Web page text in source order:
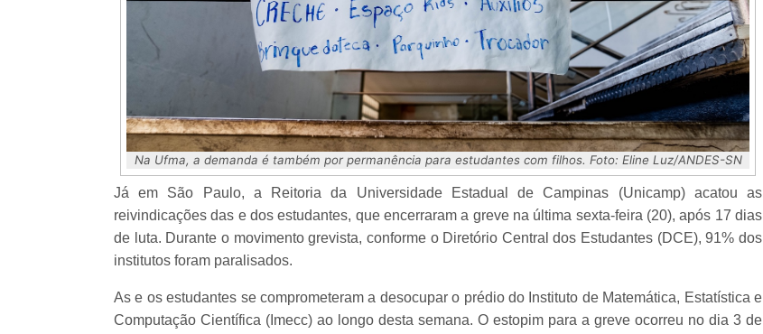
Na Ufma, a demanda é também por permanência para estudantes com filhos. Foto: Eline Luz/ANDES-SN
Já em São Paulo, a Reitoria da Universidade Estadual de Campinas (Unicamp) acatou as
reivindicações das e dos estudantes, que encerraram a greve na última sexta-feira (20), após 17 dias
de luta. Durante o movimento grevista, conforme o Diretório Central dos Estudantes (DCE), 91% dos
institutos foram paralisados.
As e os estudantes se comprometeram a desocupar o prédio do Instituto de Matemática, Estatística e
Computação Científica (Imecc) ao longo desta semana. O estopim para a greve ocorreu no dia 3 de